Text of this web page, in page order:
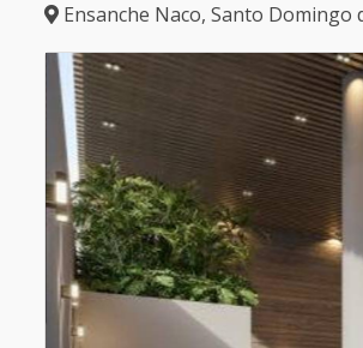
Ensanche Naco, Santo Domingo